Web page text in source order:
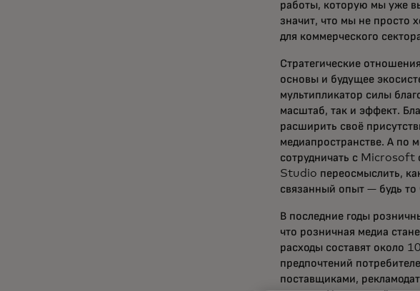
работы, которую мы уже
значит, что мы не просто
для коммерческого
Стратегические
основы и будущее
мультипликатор силы
масштаб, так и эффект.
расширить своё
медиапространстве. А по
сотрудничать с
Studio переосмыслить,
связанный опыт — будь то
В последние годы
что розничная медиа
расходы составят около
предпочтений
поставщиками,